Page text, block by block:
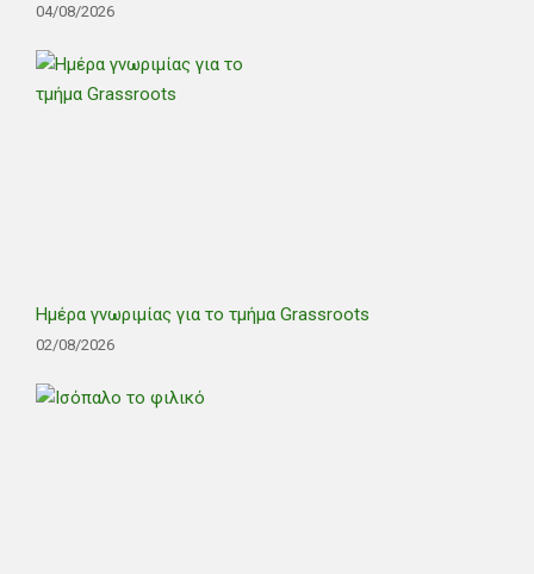
04/08/2026
Ημέρα γνωριμίας για το τμήμα Grassroots
02/08/2026